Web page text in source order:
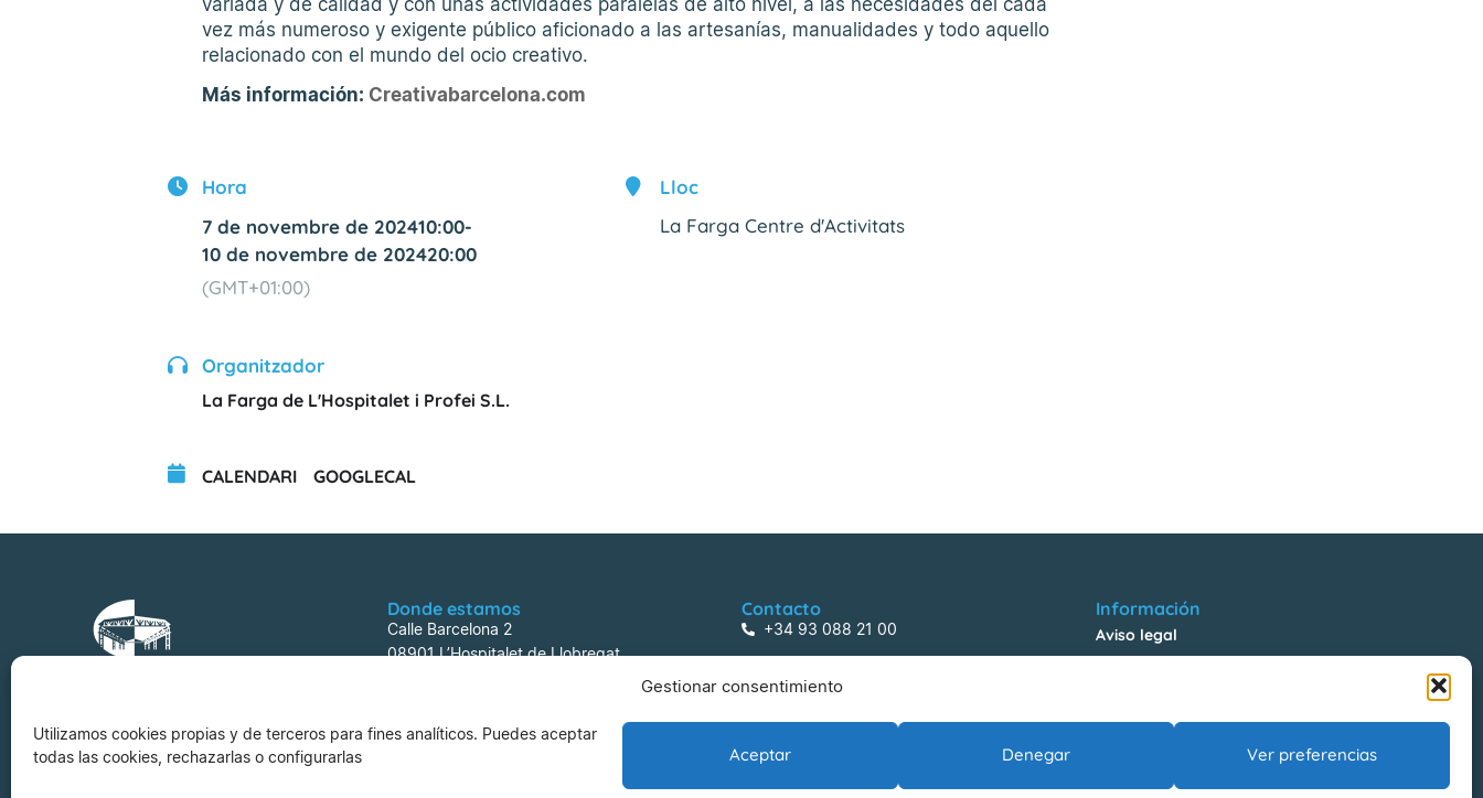
Gestionar consentimiento
Utilizamos cookies propias y de terceros para fines analíticos. Puedes aceptar
todas las cookies, rechazarlas o configurarlas
Aceptar Denegar Ver preferencias
vez más numeroso y exigente público aficionado a las artesanías, manualidades y todo aquello
relacionado con el mundo del ocio creativo.
Más información: Creativabarcelona.com
Hora
7 de novembre de 202410:00-
10 de novembre de 202420:00
(GMT+01:00)
Lloc
La Farga Centre d'Activitats
Organitzador
La Farga de L'Hospitalet i Profei S.L.
CALENDARI GOOGLECAL
Donde estamos
Calle Barcelona 2
08901 L’Hospitalet de Llobregat
Contacto
+34 93 088 21 00
Información
Aviso legal